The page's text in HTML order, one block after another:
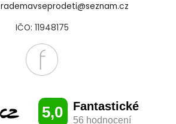
rademavseprodeti@seznam.cz
IČO: 11948175